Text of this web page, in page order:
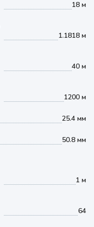
18 м
1.1818 м
40 м
1200 м
25.4 мм
50.8 мм
1 м
64